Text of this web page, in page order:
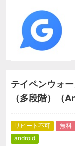
テイペンウォ
（多段階）（
リピート不可 無料
android